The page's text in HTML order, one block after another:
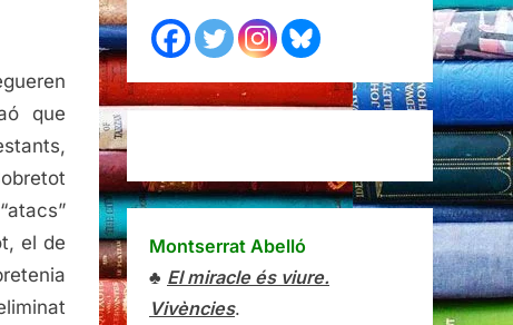
que
el de
Montserrat Abelló
♣ El miracle és viure.
Vivències.